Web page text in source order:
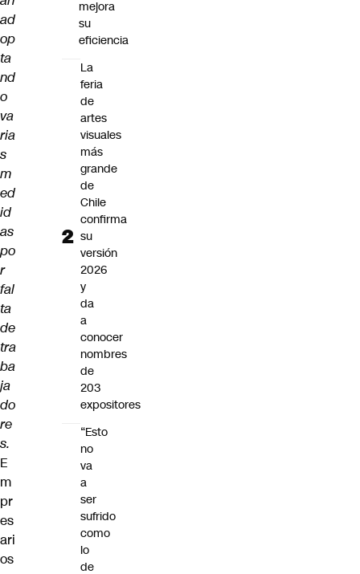
ad
op
ta
nd
o
va
ria
s
m
ed
id
as
po
r
fal
ta
de
tra
ba
ja
do
re
s.
E
m
pr
es
ari
os
mejora
su
eficiencia
La
feria
de
artes
visuales
más
grande
de
Chile
confirma
su
versión
2026
y
da
a
conocer
nombres
de
203
expositores
“Esto
no
va
a
ser
sufrido
como
lo
de